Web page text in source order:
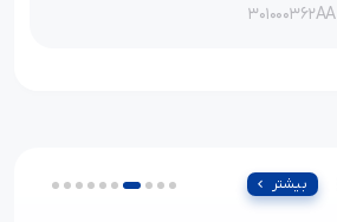
301000362AA
بیشتر